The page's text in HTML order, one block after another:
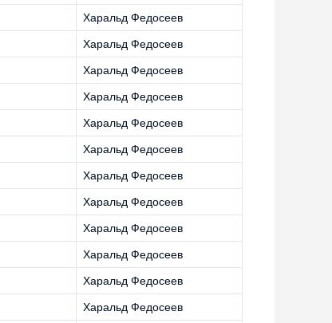
Харальд Федосеев
Харальд Федосеев
Харальд Федосеев
Харальд Федосеев
Харальд Федосеев
Харальд Федосеев
Харальд Федосеев
Харальд Федосеев
Харальд Федосеев
Харальд Федосеев
Харальд Федосеев
Харальд Федосеев